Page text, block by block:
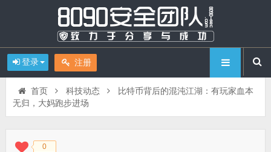
登录 注册
首页 科技动态
比特币背后的混沌江湖：有玩家血本
无归，大妈跑步进场
◆◆ 0